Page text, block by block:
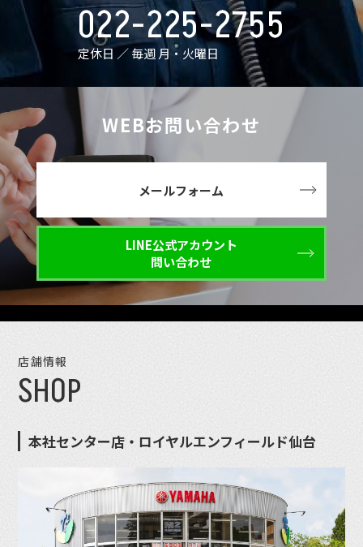
022-225-2755
定休日 ／ 毎週 月・火曜日
WEBお問い合わせ
メールフォーム
LINE公式アカウント
問い合わせ
店舗情報
SHOP
本社センター店・ロイヤルエンフィールド仙台